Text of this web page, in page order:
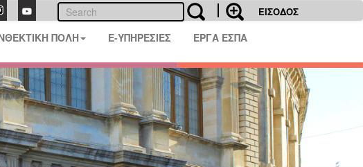
ΕΙΣΟΔΟΣ
ΠΟΛΗ E-ΥΠΗΡΕΣΙΕΣ ΕΡΓΑ ΕΣΠΑ